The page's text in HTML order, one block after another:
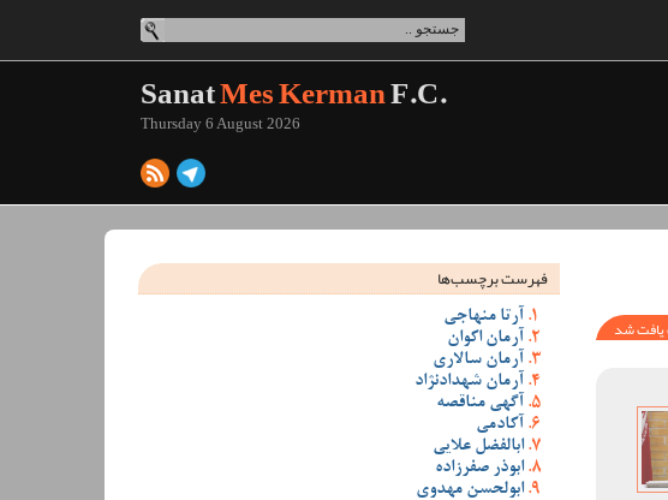
SanatMes KermanF.C.
Thursday 6 August 2026
فهرست برچسب‌ها
آرتا منهاجی
آرمان اکوان
آرمان سالاری
آرمان شهدادنژاد
آگهی مناقصه
آکادمی
ابالفضل علایی
ابوذر صفرزاده
ابولحسن مهدوی